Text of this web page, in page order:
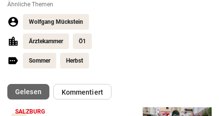
Ähnliche Themen
Wolfgang Mückstein
Ärztekammer Ö1
Sommer Herbst
Gelesen(ausgewählt)Kommentiert
SALZBURG